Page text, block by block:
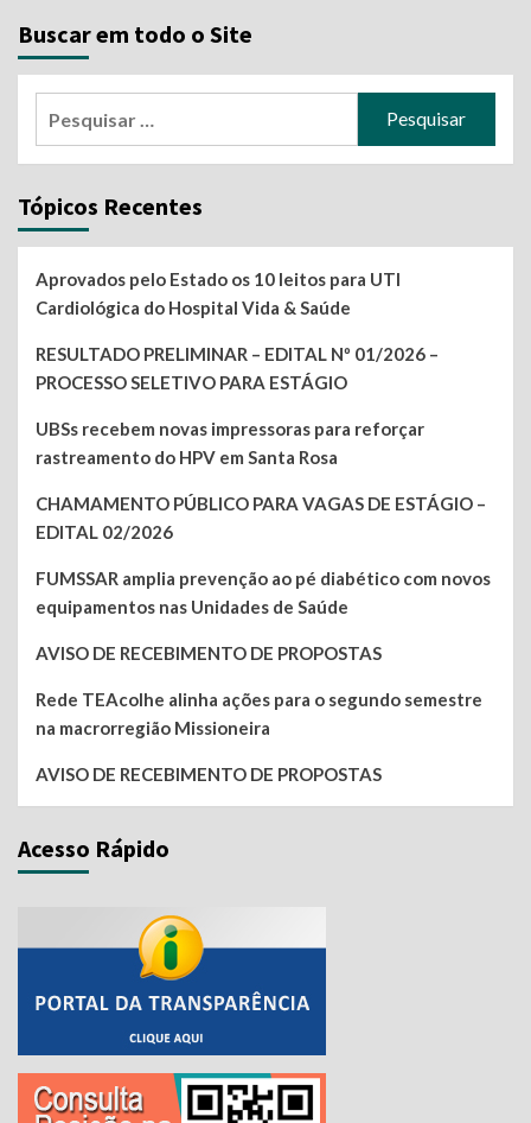
Buscar em todo o Site
Tópicos Recentes
Aprovados pelo Estado os 10 leitos para UTI
Cardiológica do Hospital Vida & Saúde
RESULTADO PRELIMINAR – EDITAL Nº 01/2026 –
PROCESSO SELETIVO PARA ESTÁGIO
UBSs recebem novas impressoras para reforçar
rastreamento do HPV em Santa Rosa
CHAMAMENTO PÚBLICO PARA VAGAS DE ESTÁGIO –
EDITAL 02/2026
FUMSSAR amplia prevenção ao pé diabético com novos
equipamentos nas Unidades de Saúde
AVISO DE RECEBIMENTO DE PROPOSTAS
Rede TEAcolhe alinha ações para o segundo semestre
na macrorregião Missioneira
AVISO DE RECEBIMENTO DE PROPOSTAS
Acesso Rápido